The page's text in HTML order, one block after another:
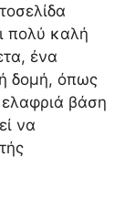
πολύ καλή
ένα
δομή, όπως
βάση
να